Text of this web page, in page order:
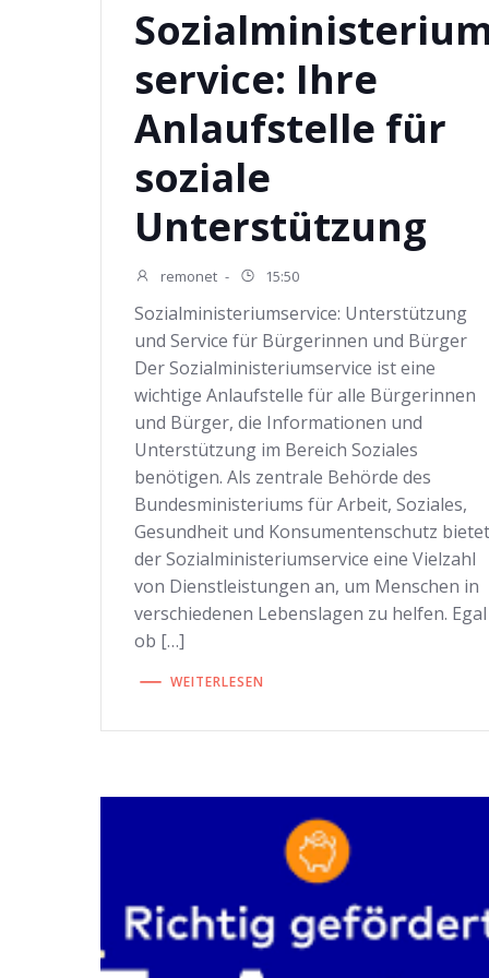
service: Ihre
Anlaufstelle für
soziale
Unterstützung
remonet - 15:50
Sozialministeriumservice: Unterstützung
und Service für Bürgerinnen und Bürger
Der Sozialministeriumservice ist eine
wichtige Anlaufstelle für alle Bürgerinnen
und Bürger, die Informationen und
Unterstützung im Bereich Soziales
benötigen. Als zentrale Behörde des
Bundesministeriums für Arbeit, Soziales,
Gesundheit und Konsumentenschutz
der Sozialministeriumservice eine Vielzahl
von Dienstleistungen an, um Menschen in
verschiedenen Lebenslagen zu helfen. Egal
ob […]
WEITERLESEN